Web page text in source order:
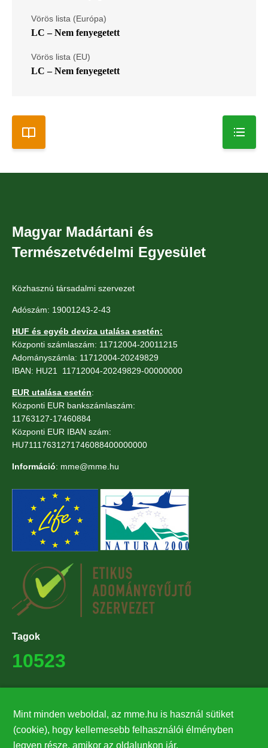
Vörös lista (Európa)
LC – Nem fenyegetett
Vörös lista (EU)
LC – Nem fenyegetett
Magyar Madártani és
Természetvédelmi Egyesület
Közhasznú társadalmi szervezet
Adószám: 19001243-2-43
HUF és egyéb deviza utalása esetén:
Központi számlaszám: 11712004-20011215
Adományszámla: 11712004-20249829
IBAN: HU21 11712004-20249829-00000000
EUR utalása esetén:
Központi EUR bankszámlaszám:
11763127-17460884
Központi EUR IBAN szám:
HU71117631271746088400000000
Információ: mme@mme.hu
Tagok
10523
27224
Mint minden weboldal, az mme.hu is használ sütiket
(cookie), hogy kellemesebb felhasználói élményben
legyen része, amikor az oldalunkon jár.